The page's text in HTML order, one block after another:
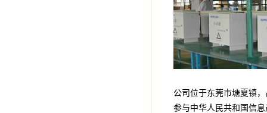
公司位于东莞市塘夏镇
参与中华人民共和国信